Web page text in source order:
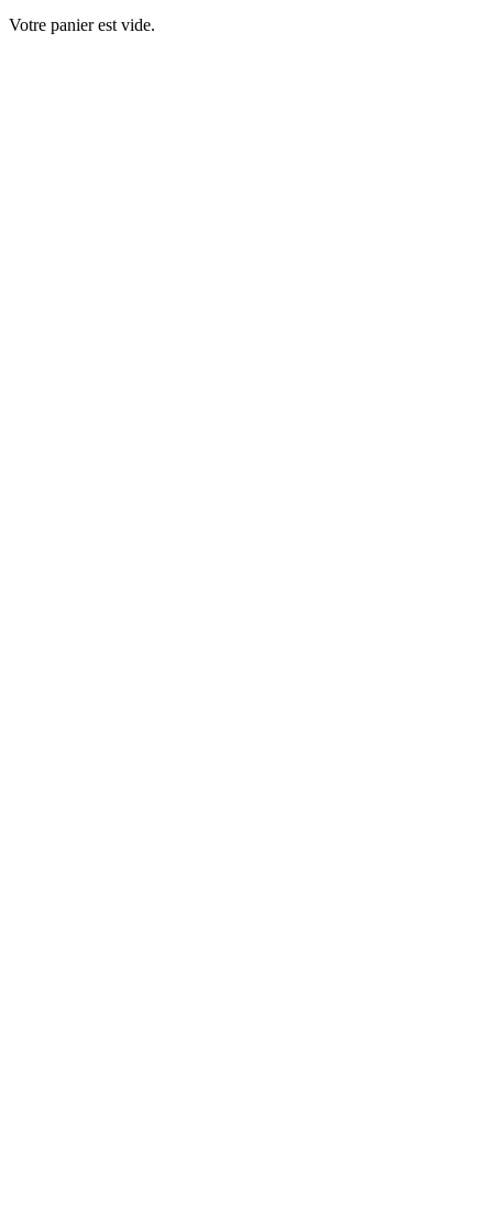
Votre panier est vide.